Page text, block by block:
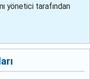
yönetici tarafından